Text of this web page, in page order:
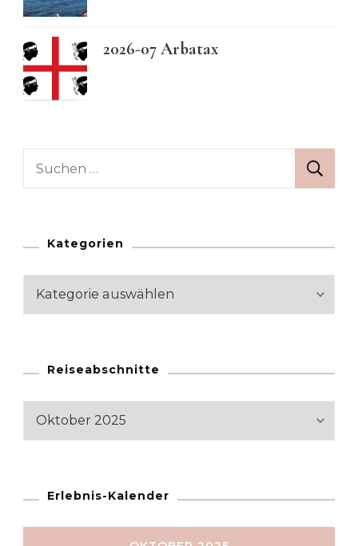
2026-07 Arbatax
Suchen
Kategorien
Kategorien
Reiseabschnitte
Reiseabschnitte
Erlebnis-Kalender